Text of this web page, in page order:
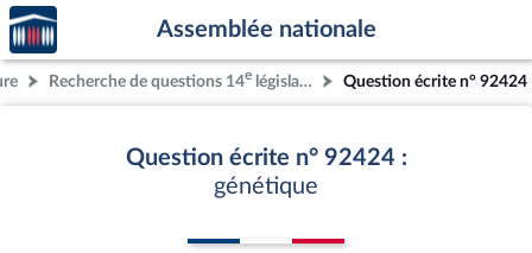
Aller au contenu
Aller en bas de la page
Accèder
à la
page
d'accueil
Assemblée nationale
Recherche de questions 14e législature Question écrite n° 92424
Question écrite n° 92424 :
génétique